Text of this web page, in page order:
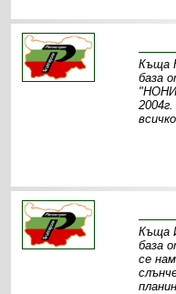
Къща
база
Къща
база
се